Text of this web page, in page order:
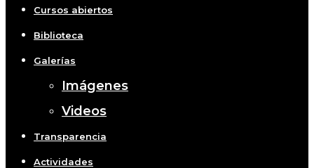
Cursos abiertos
Biblioteca
Galerías
Imágenes
Videos
Transparencia
Actividades